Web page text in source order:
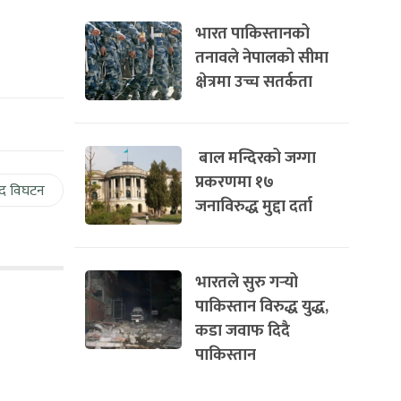
विघटन
भारत पाकिस्तानको
तनावले नेपालको सीमा
क्षेत्रमा उच्च सतर्कता
बाल मन्दिरको जग्गा
प्रकरणमा १७
जनाविरुद्ध मुद्दा दर्ता
भारतले सुरु गर्‍यो
पाकिस्तान विरुद्ध युद्ध,
कडा जवाफ दिदै
पाकिस्तान